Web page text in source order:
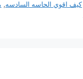
كيف اقوي الحاسه السادسه,